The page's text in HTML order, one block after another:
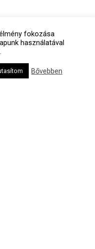
fokozása
használatával
Bővebben